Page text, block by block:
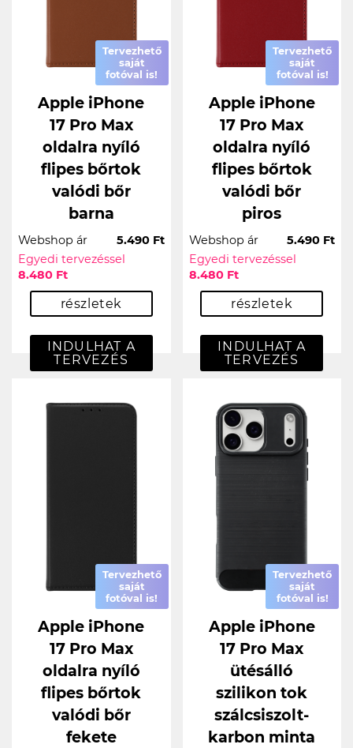
Tervezhető
saját
fotóval is!
Apple iPhone
17 Pro Max
oldalra nyíló
flipes bőrtok
valódi bőr
barna
Webshop ár
5.490 Ft
Egyedi tervezéssel
8.480 Ft
részletek
INDULHAT A
TERVEZÉS
Tervezhető
saját
fotóval is!
Apple iPhone
17 Pro Max
oldalra nyíló
flipes bőrtok
valódi bőr
piros
Webshop ár
5.490 Ft
Egyedi tervezéssel
8.480 Ft
részletek
INDULHAT A
TERVEZÉS
Tervezhető
saját
fotóval is!
Apple iPhone
17 Pro Max
oldalra nyíló
flipes bőrtok
valódi bőr
fekete
Tervezhető
saját
fotóval is!
Apple iPhone
17 Pro Max
ütésálló
szilikon tok
szálcsiszolt-
karbon minta